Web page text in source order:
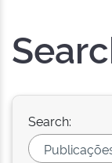
Search: